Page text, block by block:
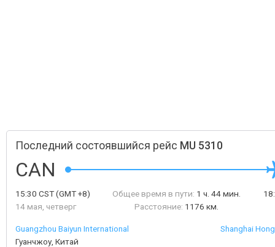
Последний состоявшийся рейс MU 5310
CAN
15:30 CST(GMT +8)
14 мая, четверг
Общее время в пути: 1 ч. 44 мин.
Расстояние: 1176 км.
Guangzhou Baiyun International
Гуанчжоу, Китай
Shanghai